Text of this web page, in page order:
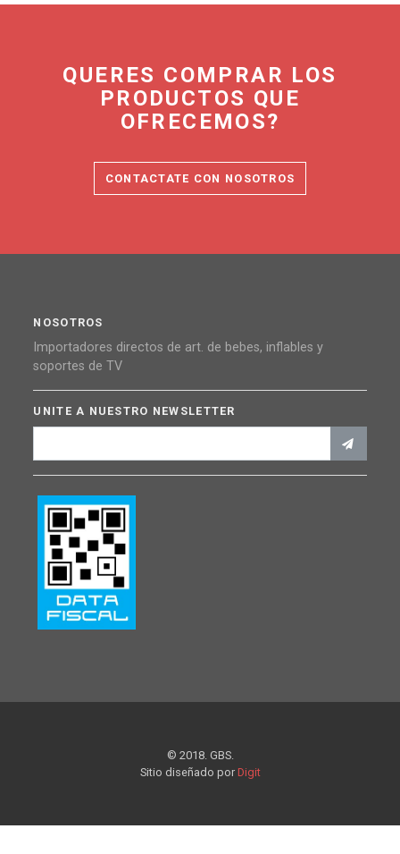
QUERES COMPRAR LOS
PRODUCTOS QUE
OFRECEMOS?
CONTACTATE CON NOSOTROS
NOSOTROS
Importadores directos de art. de bebes, inflables y
soportes de TV
UNITE A NUESTRO NEWSLETTER
© 2018. GBS.
Sitio diseñado por Digit